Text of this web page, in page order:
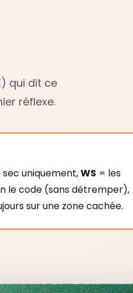
qui dit ce
réflexe.
uniquement,WS = les
le code (sans détremper),
sur une zone cachée.